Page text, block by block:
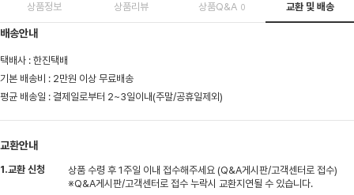
상품정보 상품리뷰 상품Q&A 0 교환 및 배송
배송안내
택배사 : 한진택배
기본 배송비 : 2만원 이상 무료배송
평균 배송일 : 결제일로부터 2~3일이내(주말/공휴일제외)
교환안내
1.교환 신청
상품 수령 후 1주일 이내 접수해주세요 (Q&A게시판/고객센터로 접수)
※Q&A게시판/고객센터로 접수 누락시 교환지연될 수 있습니다.